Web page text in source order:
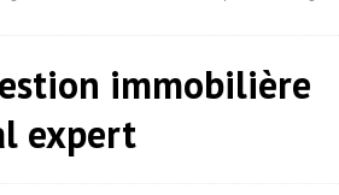
immobilière
expert